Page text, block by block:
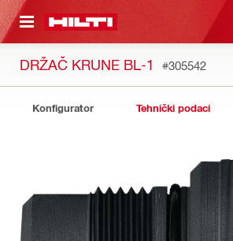
GLAVNI SADRŽAJ
DRŽAČ KRUNE BL-1 #305542
Konfigurator Tehnički podaci